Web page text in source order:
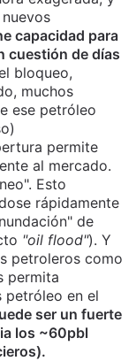
capacidad para
cuestión de días
bloqueo,
muchos
ese petróleo
permite
al mercado.
Esto
rápidamente
de
"oil flood"). Y
petroleros como
permita
petróleo en el
ser un fuerte
los ~60pbl